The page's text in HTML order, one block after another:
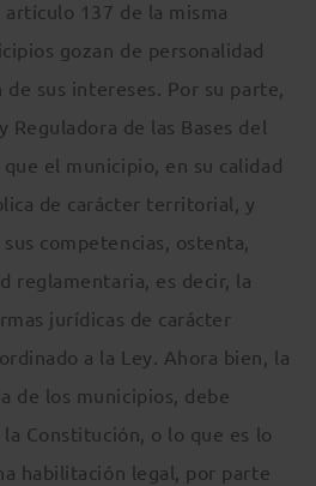
137 de la misma
gozan de personalidad
sus intereses. Por su parte,
Reguladora de las Bases del
el municipio, en su calidad
de carácter territorial, y
competencias, ostenta,
reglamentaria, es decir, la
jurídicas de carácter
a la Ley. Ahora bien, la
de los municipios, debe
Constitución, o lo que es lo
habilitación legal, por parte